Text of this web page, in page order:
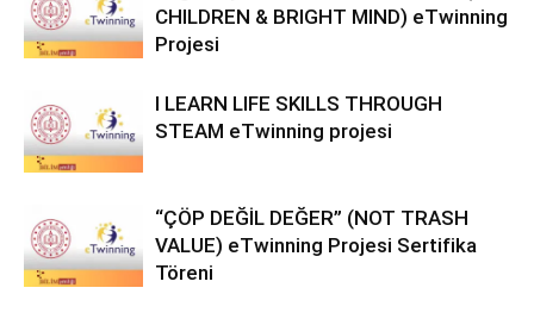
CHILDREN & BRIGHT MIND) eTwinning
Projesi
I LEARN LIFE SKILLS THROUGH
STEAM eTwinning projesi
“ÇÖP DEĞİL DEĞER” (NOT TRASH
VALUE) eTwinning Projesi Sertifika
Töreni